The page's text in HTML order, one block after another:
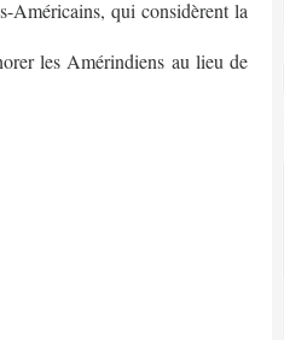
Américains, qui considèrent la
les Amérindiens au lieu de